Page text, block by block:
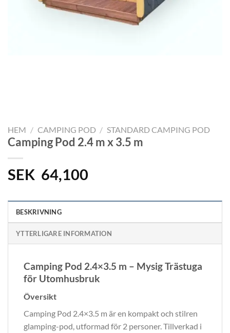
HEM / CAMPING POD / STANDARD CAMPING POD
Camping Pod 2.4 m x 3.5 m
SEK 64,100
BESKRIVNING
YTTERLIGARE INFORMATION
Camping Pod 2.4×3.5 m – Mysig Trästuga
för Utomhusbruk
Översikt
Camping Pod 2.4×3.5 m är en kompakt och stilren
glamping-pod, utformad för 2 personer. Tillverkad i